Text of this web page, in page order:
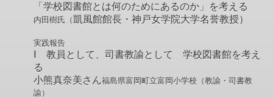
「学校図書館とは何のためにあるのか」を考える
内田樹氏（凱風館館長・神戸女学院大学名誉教授）
実践報告
Ⅰ 教員として、司書教諭として 学校図書館を考え
る
小熊真奈美さん福島県富岡町立富岡小学校（教諭・司書教
諭）